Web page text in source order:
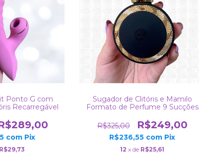
Ponto G com
Recarregável
com Pix
R$29,73
Sugador de Clitóris e Mamilo
Formato de Perfume 9 Sucções
R$325,00
R$249,00
R$236,55 com Pix
12 x de R$25,61